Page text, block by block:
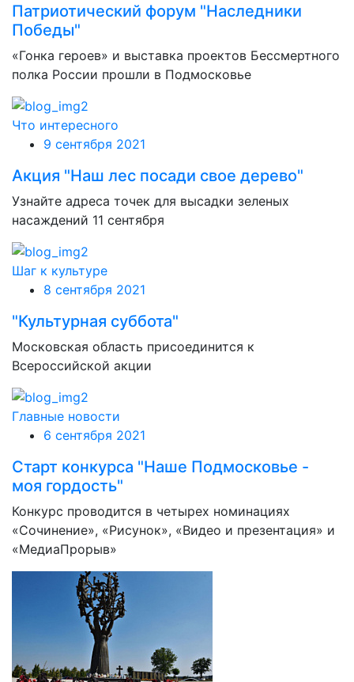
Патриотический форум "Наследники
Победы"
«Гонка героев» и выставка проектов Бессмертного
полка России прошли в Подмосковье
Что интересного
9 сентября 2021
Акция "Наш лес посади свое дерево"
Узнайте адреса точек для высадки зеленых
насаждений 11 сентября
Шаг к культуре
8 сентября 2021
"Культурная суббота"
Московская область присоединится к
Всероссийской акции
Главные новости
6 сентября 2021
Старт конкурса "Наше Подмосковье -
моя гордость"
Конкурс проводится в четырех номинациях
«Сочинение», «Рисунок», «Видео и презентация» и
«МедиаПрорыв»